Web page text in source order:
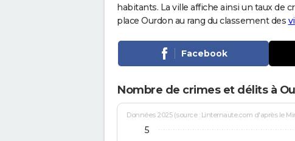
habitants. La ville affiche ainsi un taux de
place Ourdon au rang du classement des
Facebook
Nombre de crimes et délits à
Données 2025 (source : Linternaute.com d'après le
5